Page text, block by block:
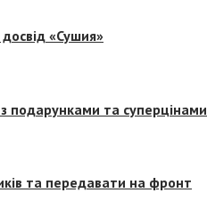
«Сушия»
подарунками та суперцінами
та передавати на фронт